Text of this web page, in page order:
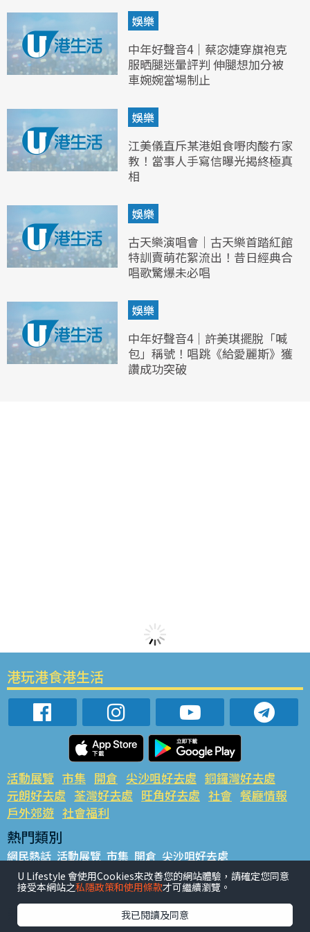
娛樂
中年好聲音4｜蔡宓婕穿旗袍克
服晒腿迷暈評判 伸腿想加分被
車婉婉當場制止
娛樂
江美儀直斥某港姐食嘢肉酸冇家
教！當事人手寫信曝光揭終極真
相
娛樂
古天樂演唱會｜古天樂首踏紅館
特訓賣萌花絮流出！昔日經典合
唱歌驚爆未必唱
娛樂
中年好聲音4｜許美琪擺脫「喊
包」稱號！唱跳《給愛麗斯》獲
讚成功突破
港玩港食港生活
活動展覽 市集 開倉 尖沙咀好去處 銅鑼灣好去處
元朗好去處 荃灣好去處 旺角好去處 社會 餐廳情報
戶外郊遊 社會福利
熱門類別
網民熱話 活動展覽 市集 開倉 尖沙咀好去處
銅鑼灣好去處 元朗好去處 荃灣好去處 旺角好去處 社會
餐廳情報 戶外郊遊
熱門標籤
U Lifestyle 會使用Cookies來改善您的網站體驗，請確定您同意
接受本網站之私隱政策和使用條款才可繼續瀏覽。
我已閱讀及同意